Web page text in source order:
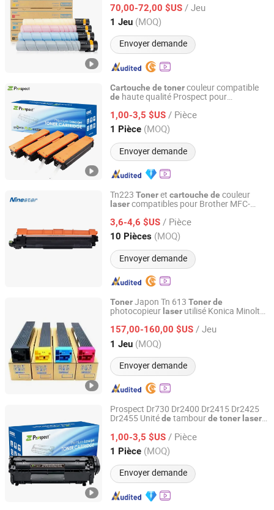
70,00-72,00 $US / Jeu
1 Jeu (MOQ)
Envoyer demande
Guangdong, China Depuis 2023
Cartouche de tonercouleur compatible
de haute qualité Prospect pour
consommable pour 126A 128A 119A
201A 203A 207A 410A 414A 416A 650A
651A
1,00-3,5 $US / Pièce
1 Pièce (MOQ)
Envoyer demande
Prospect Image Products Limited of Zhuhai
Guangdong, China Depuis 2024
Tn223 Toneret cartouche de couleur
lasercompatibles pour Brother MFC-
L3750cdw, MFC-L3770cdwprinter
3,6-4,6 $US / Pièce
10 Pièces (MOQ)
Envoyer demande
Zhuhai Ninestar Information Technology Co., Ltd.
Guangdong, China Depuis 2024
TonerJapon Tn 613 Tonerde
photocopieur laser utilisé Konica Minolta
photocopieuse
157,00-160,00 $US / Jeu
1 Jeu (MOQ)
Envoyer demande
Guangzhou Jukai Office Equipment Co., Ltd.
Guangdong, China Depuis 2023
Prospect Dr730 Dr2400 Dr2415 Dr2425
Dr2455 Unitéde tambourde toner laser
2350 2370 2375
1,00-3,5 $US / Pièce
1 Pièce (MOQ)
Envoyer demande
Prospect Image Products Limited of Zhuhai
Guangdong, China Depuis 2024